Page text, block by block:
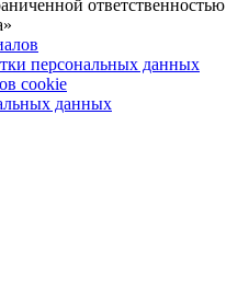
ответственностью
персональных данных
cookie
данных